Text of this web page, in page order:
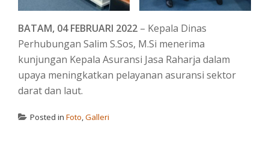
BATAM, 04 FEBRUARI 2022 – Kepala Dinas
Perhubungan Salim S.Sos, M.Si menerima
kunjungan Kepala Asuransi Jasa Raharja dalam
upaya meningkatkan pelayanan asuransi sektor
darat dan laut.
Posted in Foto,Galleri